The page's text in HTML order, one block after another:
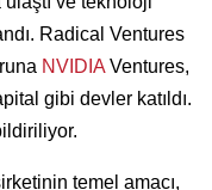
Radical Ventures
NVIDIA Ventures,
gibi devler katıldı.
temel amacı,